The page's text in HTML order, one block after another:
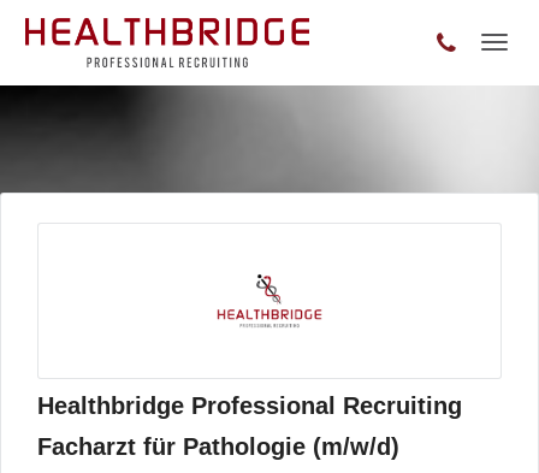
Healthbridge Professional Recruiting
Facharzt für Pathologie (m/w/d)